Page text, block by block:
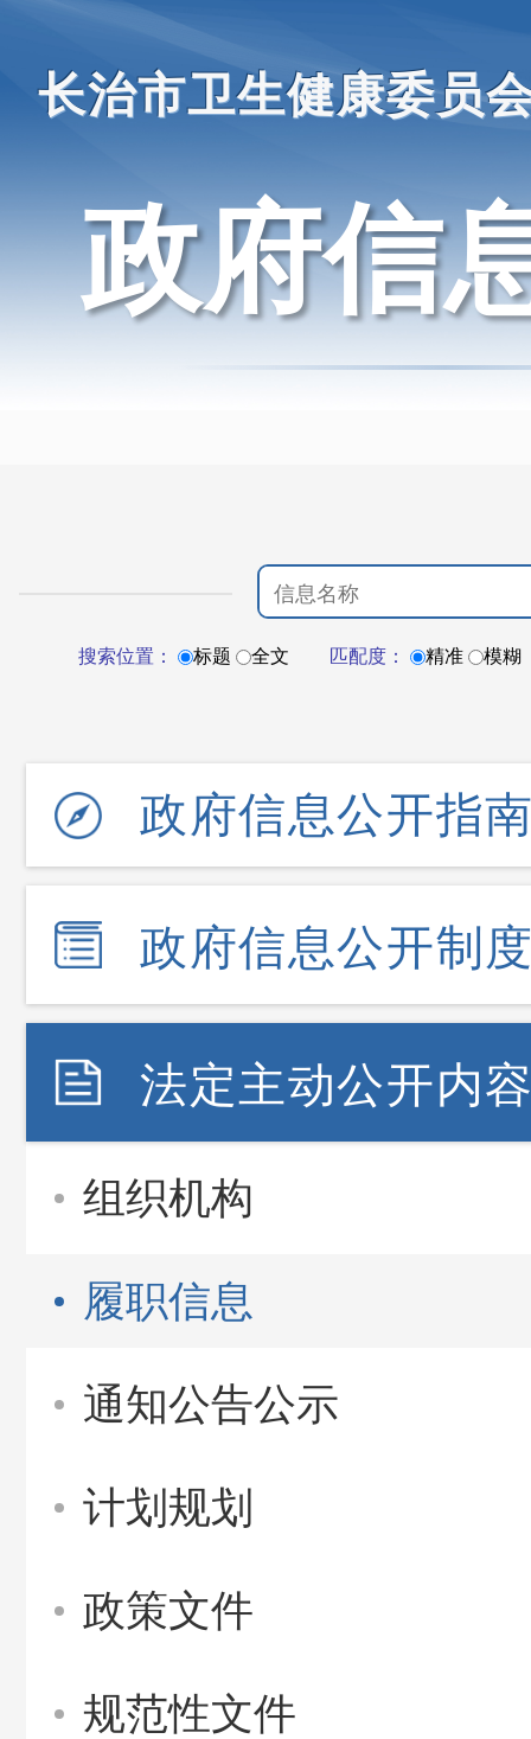
长治市卫生健康委员
政府信
搜索位置： 标题 全文 匹配度： 精准 模糊
政府信息公开指
政府信息公开制
法定主动公开内
组织机构
履职信息
通知公告公示
计划规划
政策文件
规范性文件